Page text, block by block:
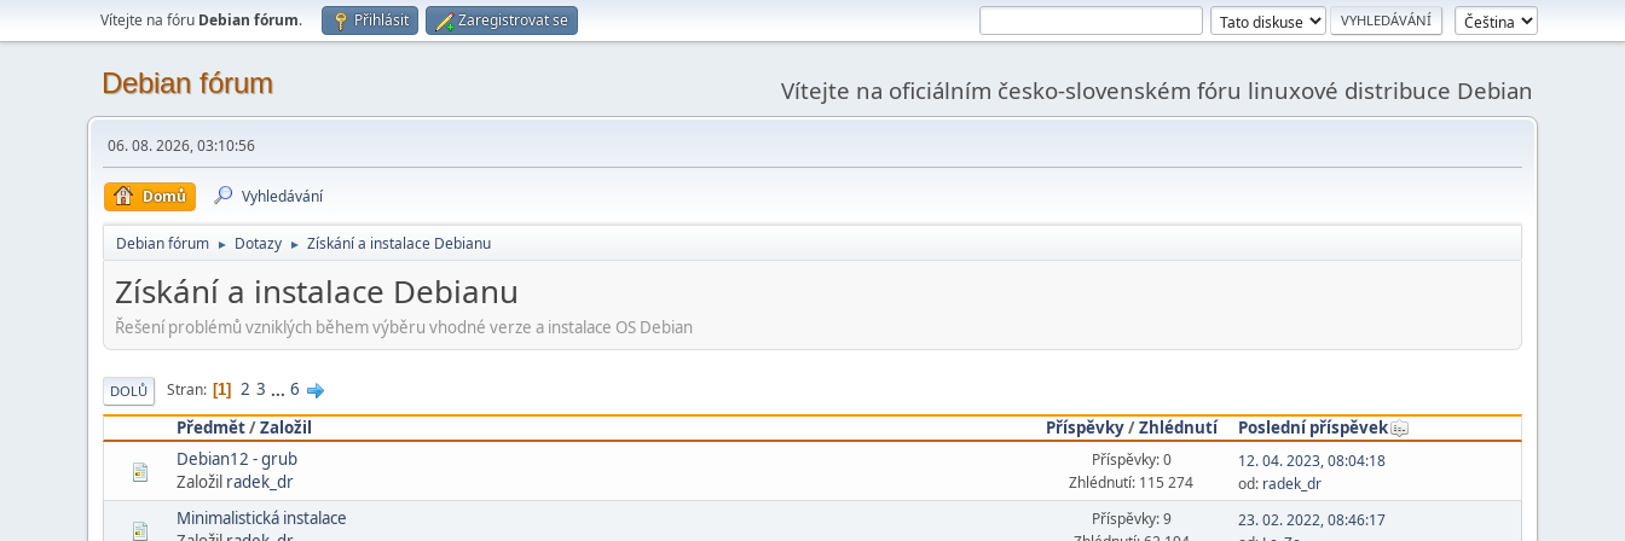
Vítejte na fóru Debian fórum. Přihlásit Zaregistrovat se
Debian fórum Vítejte na oficiálním česko-slovenském fóru linuxové distribuce Debian
06. 08. 2026, 03:10:56
Domů Vyhledávání
Debian fórum ► Dotazy ► Získání a instalace Debianu
Získání a instalace Debianu
Řešení problémů vzniklých během výběru vhodné verze a instalace OS Debian
DOLŮ Stran 1 2 3 ... 6
Předmět/Založil Příspěvky/Zhlédnutí
Poslední příspěvek
Debian12 - grub
Založil radek_dr
Příspěvky: 0
Zhlédnutí: 115 274
12. 04. 2023, 08:04:18
od: radek_dr
Minimalistická instalace
Příspěvky: 9
23. 02. 2022, 08:46:17